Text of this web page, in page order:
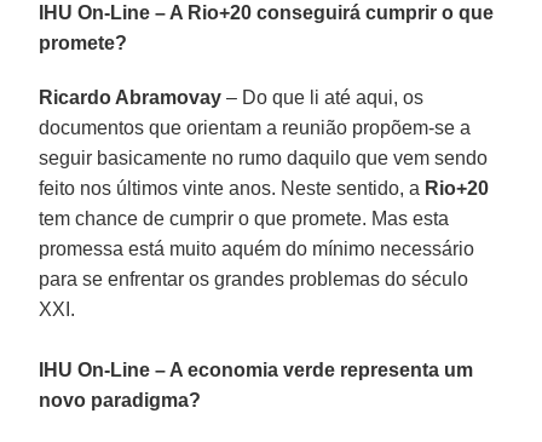
IHU On-Line – A Rio+20 conseguirá cumprir o que
promete?
Ricardo Abramovay – Do que li até aqui, os
documentos que orientam a reunião propõem-se a
seguir basicamente no rumo daquilo que vem sendo
feito nos últimos vinte anos. Neste sentido, a Rio+20
tem chance de cumprir o que promete. Mas esta
promessa está muito aquém do mínimo necessário
para se enfrentar os grandes problemas do século
XXI.
IHU On-Line – A economia verde representa um
novo paradigma?